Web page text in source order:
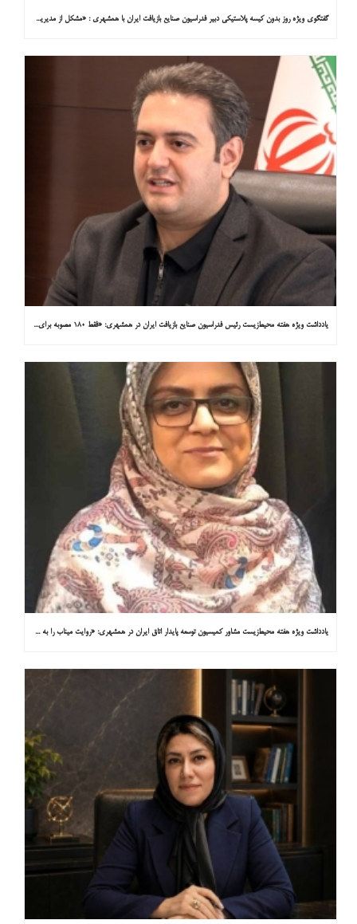
گفتگوی ویژه روز بدون کیسه پلاستیکی دبیر فدراسیون صنایع بازیافت ایران با همشهری : «مشکل از مدیریت پسماند پلاستیکی است، نه کیسه پلاستیکی»
یادداشت ویژه هفته محیط‌زیست رئیس فدراسیون صنایع بازیافت ایران در همشهری: «فقط ۱۸۰ مصوبه برای خارج کردن خودروهای فرسوده از خیابان‌ها»
یادداشت ویژه هفته محیط‌زیست مشاور کمیسیون توسعه پایدار اتاق ایران در همشهری: «روایت میناب را به کاپ ۳۱ ببریم»